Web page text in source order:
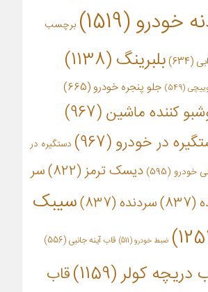
خودرو(1519) برچسب
(634) بلبرینگ(1138)
(549) جلو پنجره خودرو (665)
کننده ماشین(967)
در خودرو(967)
دستگیره در
خودرو (595) دیسک ترمز(822)
سر
(837) سردنده(837)
سیبک
ضبط خودرو(511) قاب آینه جانبی (556)
دریچه کولر(1159)
قاب